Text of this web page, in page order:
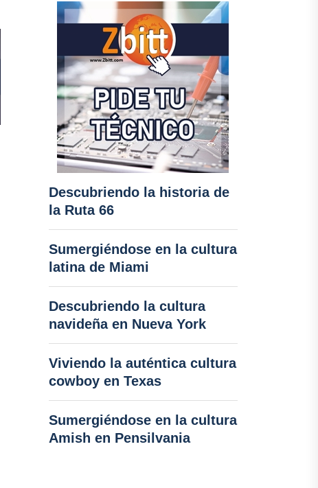
Descubriendo la historia de
la Ruta 66
Sumergiéndose en la cultura
latina de Miami
Descubriendo la cultura
navideña en Nueva York
Viviendo la auténtica cultura
cowboy en Texas
Sumergiéndose en la cultura
Amish en Pensilvania